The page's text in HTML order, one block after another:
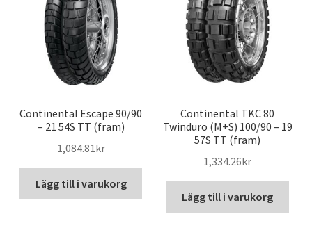
Continental Escape 90/90
– 21 54S TT (fram)
1,084.81kr
Lägg till i varukorg
Continental TKC 80
Twinduro (M+S) 100/90 – 19
57S TT (fram)
1,334.26kr
Lägg till i varukorg